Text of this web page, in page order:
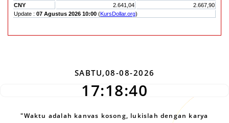
SABTU,08-08-2026
17:18:41
"Waktu adalah kanvas kosong, lukislah dengan karya